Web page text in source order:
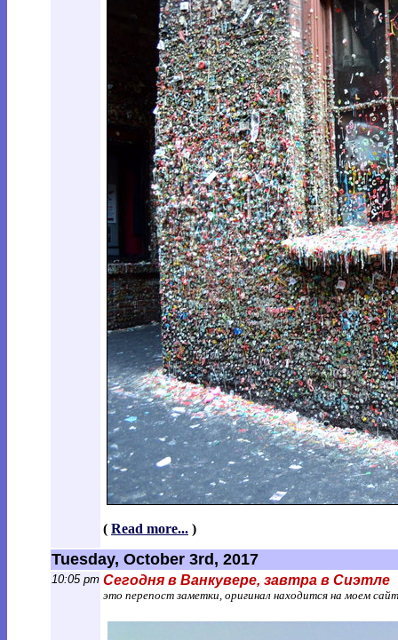
( Read more... )
Tuesday, October 3rd, 2017
10:05 pm Сегодня в Ванкувере, завтра в Сиэтле
это перепост заметки, оригинал находится на моем